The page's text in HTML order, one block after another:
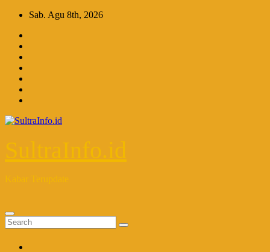
Skip
content
Sab. Agu 8th, 2026
SultraInfo.id
Kabar Terupdate